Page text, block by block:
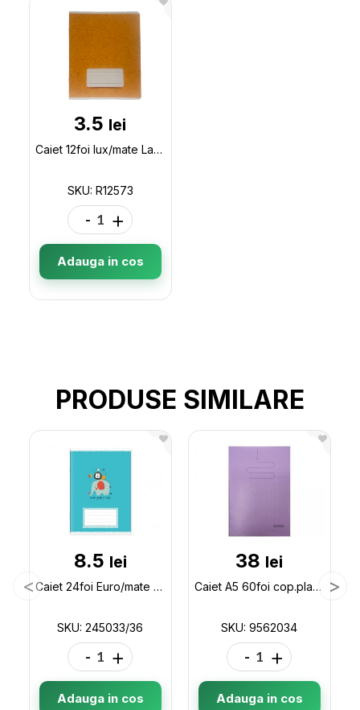
3.5 lei
Caiet 12foi lux/mate Lac R12573
SKU: R12573
- +
Adauga in cos
PRODUSE SIMILARE
8.5 lei
Caiet 24foi Euro/mate 245033/36
SKU: 245033/36
- +
Adauga in cos
38 lei
Caiet A5 60foi cop.plastic Herlitz 9562034
SKU: 9562034
- +
Adauga in cos